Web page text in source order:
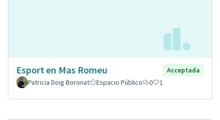
Esport en Mas Romeu
Acceptada
Patricia Doig Boronat
Espacio Público 0 1